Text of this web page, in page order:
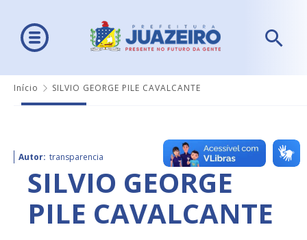
Início SILVIO GEORGE PILE CAVALCANTE
Autor: transparencia
SILVIO GEORGE
PILE CAVALCANTE